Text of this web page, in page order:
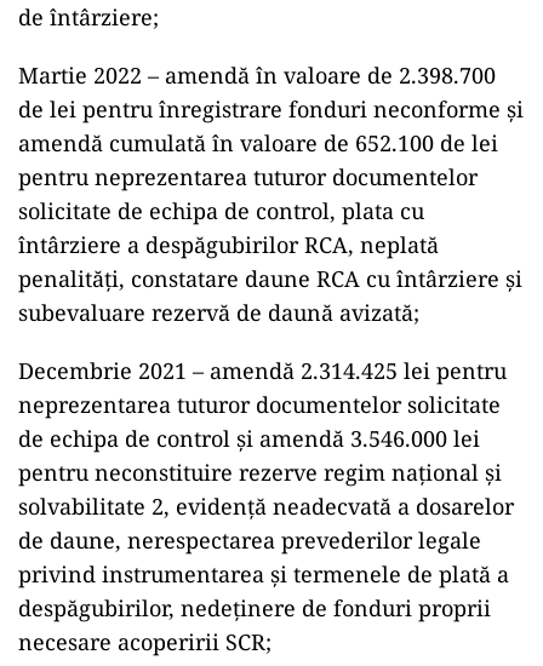
de întârziere;
Martie 2022 – amendă în valoare de 2.398.700
de lei pentru înregistrare fonduri neconforme și
amendă cumulată în valoare de 652.100 de lei
pentru neprezentarea tuturor documentelor
solicitate de echipa de control, plata cu
întârziere a despăgubirilor RCA, neplată
penalități, constatare daune RCA cu întârziere și
subevaluare rezervă de daună avizată;
Decembrie 2021 – amendă 2.314.425 lei pentru
neprezentarea tuturor documentelor solicitate
de echipa de control și amendă 3.546.000 lei
pentru neconstituire rezerve regim național și
solvabilitate 2, evidență neadecvată a dosarelor
de daune, nerespectarea prevederilor legale
privind instrumentarea și termenele de plată a
despăgubirilor, nedeținere de fonduri proprii
necesare acoperirii SCR;